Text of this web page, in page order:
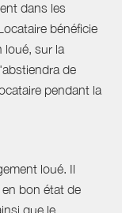
dans les
bénéficie
loué, sur la
de
pendant la
loué. Il
bon état de
que le